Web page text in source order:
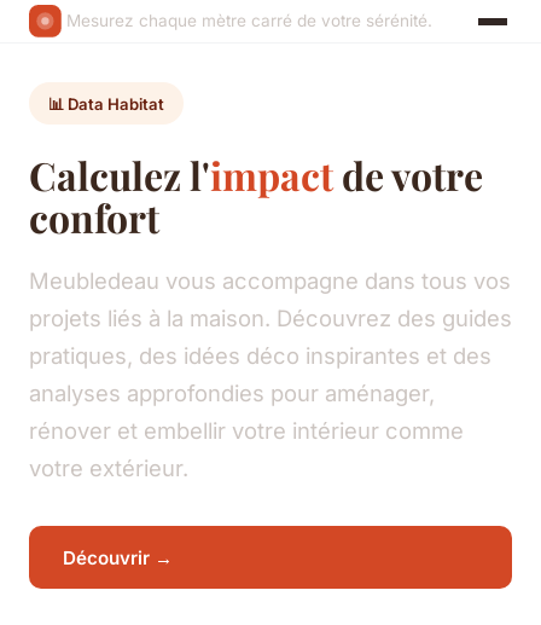
Mesurez chaque mètre carré de votre sérénité.
📊 Data Habitat
Calculez l'impactde votre
confort
Meubledeau vous accompagne dans tous vos
projets liés à la maison. Découvrez des guides
pratiques, des idées déco inspirantes et des
analyses approfondies pour aménager,
rénover et embellir votre intérieur comme
votre extérieur.
Découvrir →